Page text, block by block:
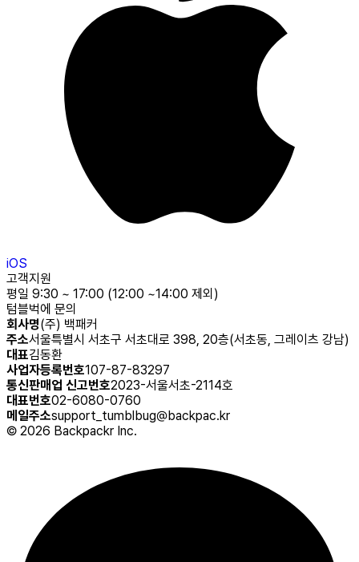
iOS
고객지원
평일 9:30 ~ 17:00 (12:00 ~14:00 제외)
텀블벅에 문의
회사명(주) 백패커
주소서울특별시 서초구 서초대로 398, 20층(서초동, 그레이츠 강남)
대표김동환
사업자등록번호107-87-83297
통신판매업 신고번호2023-서울서초-2114호
대표번호02-6080-0760
메일주소support_tumblbug@backpac.kr
© 2026 Backpackr Inc.